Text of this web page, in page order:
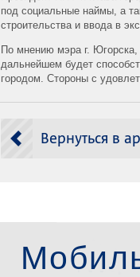
под социальные наймы, а
строительства и ввода в
По мнению мэра г.
дальнейшем будет
городом. Стороны с
Вернуться в